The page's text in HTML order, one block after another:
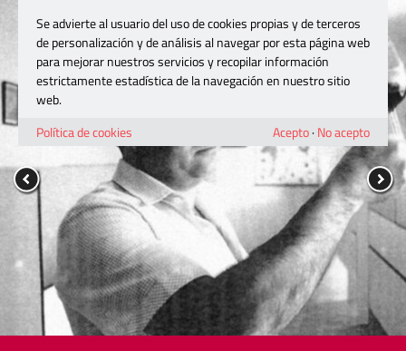
Se advierte al usuario del uso de cookies propias y de terceros
de personalización y de análisis al navegar por esta página web
para mejorar nuestros servicios y recopilar información
estrictamente estadística de la navegación en nuestro sitio
web.
Política de cookies
Acepto· No acepto